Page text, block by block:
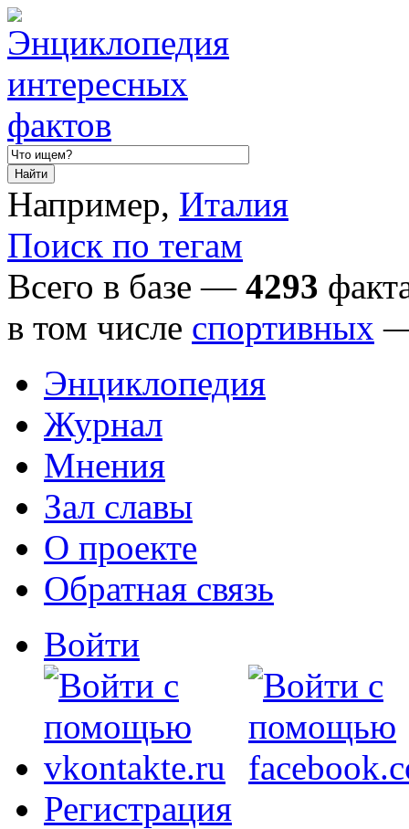
Например, Италия
Поиск по тегам
Всего в базе — 4293
в том числе спортивных
Энциклопедия
Журнал
Мнения
Зал славы
О проекте
Обратная связь
Войти
Регистрация